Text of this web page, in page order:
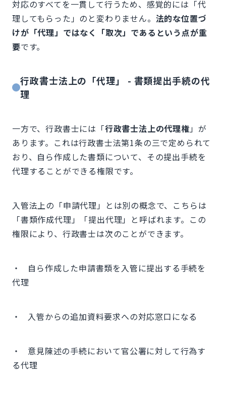
対応のすべてを一貫して行うため、感覚的には「代
理してもらった」のと変わりません。 法的な位置づ
けが「代理」ではなく「取次」であるという点が重
要です。
行政書士法上の「代理」 - 書類提出手続の代
理
一方で、行政書士には「行政書士法上の代理権」が
あります。これは行政書士法第1条の三で定められて
おり、自ら作成した書類について、その提出手続を
代理することができる権限です。
入管法上の「申請代理」とは別の概念で、こちらは
「書類作成代理」「提出代理」と呼ばれます。この
権限により、行政書士は次のことができます。
・ 自ら作成した申請書類を入管に提出する手続を
代理
・ 入管からの追加資料要求への対応窓口になる
・ 意見陳述の手続において官公署に対して行為す
る代理